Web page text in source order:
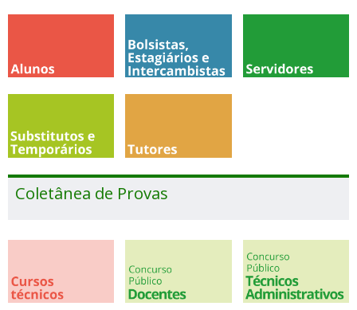
Coletânea de Provas